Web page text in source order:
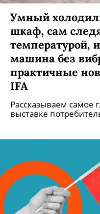
Умный
шкаф, сам
температурой,
машина без
практичные
IFA
Рассказываем самое
выставке